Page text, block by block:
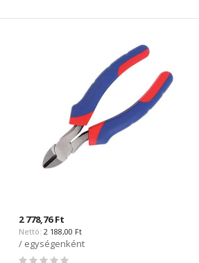
2 778,76 Ft
2 188,00 Ft
/ egységenként
Rating: